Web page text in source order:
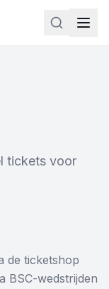
tickets voor
de ticketshop
BSC-wedstrijden